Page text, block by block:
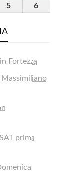
Agosto
55
66
Fortezza
prima